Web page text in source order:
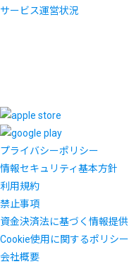
サービス運営状況
プライバシーポリシー
情報セキュリティ基本方針
利用規約
禁止事項
資金決済法に基づく情報提供
Cookie使用に関するポリシー
会社概要